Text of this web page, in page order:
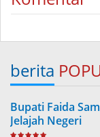
berita
Bupati Faida
Jelajah Negeri